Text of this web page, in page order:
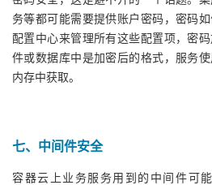
务等都可能需要提供账户密码，密码
配置中心来管理所有这些配置项，密
件或数据库中是加密后的格式，服务
内存中获取。
七、中间件安全
容器云上业务服务用到的中间件可